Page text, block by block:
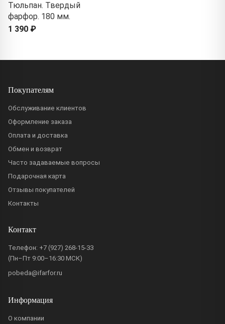
Тюльпан. Твердый
фарфор. 180 мм.
1 390 ₽
Покупателям
Обслуживание клиентов
Оформление заказа
Оплата и доставка
Обмен и возврат
Часто задаваемые вопросы
Подарочная карта
Отзывы покупателей
Контакты
Контакт
Телефон: +7 (927) 268-15-33
(Пн–Пт 9:00–16:30 МСК)
pobeda@ifarfor.ru
Информация
О компании